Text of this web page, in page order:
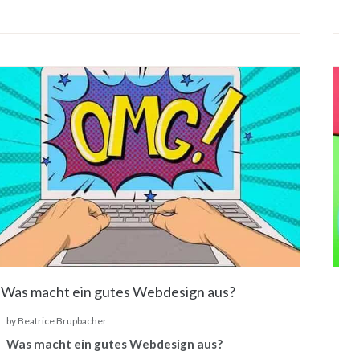
Was macht ein gutes Webdesign aus?
by Beatrice Brupbacher
Was macht ein gutes Webdesign aus?